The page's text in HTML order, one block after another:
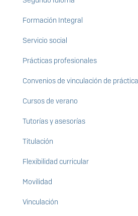
Formación Integral
Servicio social
Prácticas profesionales
Convenios de vinculación de
Cursos de verano
Tutorías y asesorías
Titulación
Flexibilidad curricular
Movilidad
Vinculación